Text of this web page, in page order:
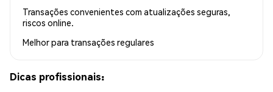
Transações convenientes com atualizações seguras,
riscos online.
Melhor para transações regulares
Dicas profissionais: